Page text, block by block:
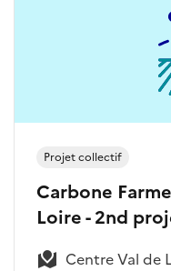
Carbone
Loire - 2nd
Centre Val de
Projet collectif